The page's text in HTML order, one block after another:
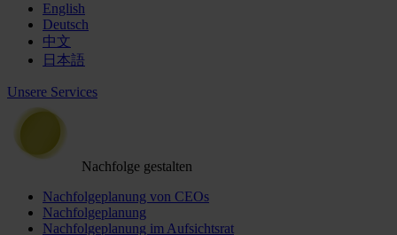
English
Deutsch
中文
日本語
Unsere Services
Nachfolge gestalten
Nachfolgeplanung von CEOs
Nachfolgeplanung
Nachfolgeplanung im Aufsichtsrat